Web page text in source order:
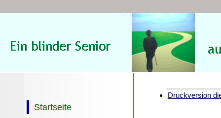
Startseite
Druckversion